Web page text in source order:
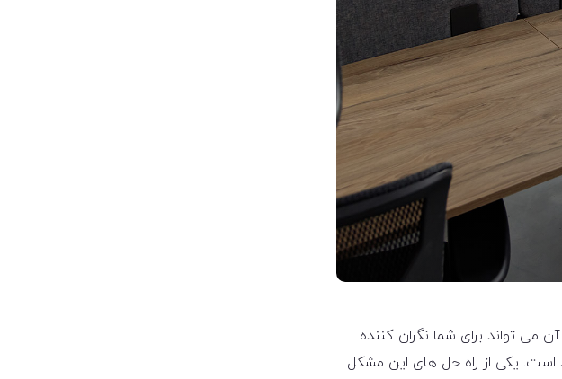
می تواند برای شما نگران کننده
است. یکی از راه حل های این مشکل